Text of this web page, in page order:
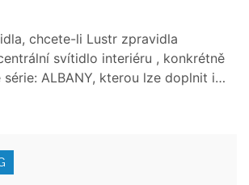
chcete-li Lustr zpravidla
svítidlo interiéru , konkrétně
ALBANY, kterou lze doplnit i…